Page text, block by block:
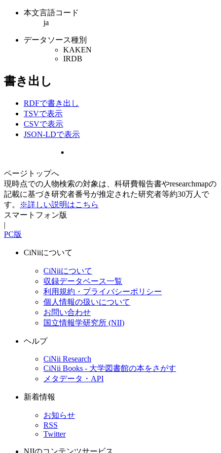
本文言語コード
ja
データソース種別
KAKEN
IRDB
書き出し
RDFで書き出し
TSVで表示
CSVで表示
JSON-LDで表示
ページトップへ
現時点での人物検索の対象は、科研費報告書やresearchmapの
記載に基づき研究者番号が推定された研究者等約30万人で
す。
※詳しい説明はこちら
スマートフォン版
|
PC版
CiNiiについて
CiNiiについて
収録データベース一覧
利用規約・プライバシーポリシー
個人情報の扱いについて
お問い合わせ
国立情報学研究所 (NII)
ヘルプ
CiNii Research
CiNii Books - 大学図書館の本をさがす
メタデータ・API
新着情報
お知らせ
RSS
Twitter